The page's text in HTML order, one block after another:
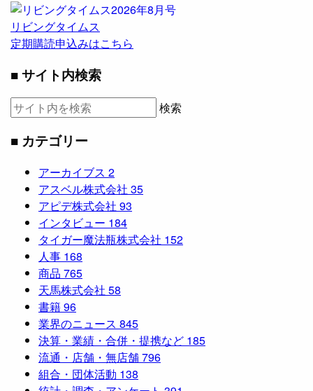
リビングタイムス
定期購読申込みはこちら
■ サイト内検索
検索
■ カテゴリー
アーカイブス 2
アスベル株式会社 35
アピデ株式会社 93
インタビュー 184
タイガー魔法瓶株式会社 152
人事 168
商品 765
天馬株式会社 58
書籍96
業界のニュース 845
決算・業績・合併・提携など 185
流通・店舗・無店舗796
組合・団体活動 138